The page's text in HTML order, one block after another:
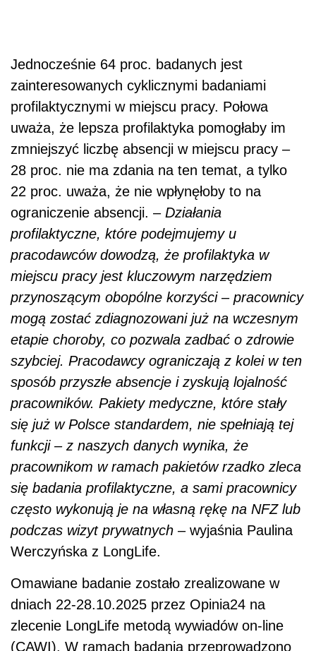
Jednocześnie 64 proc. badanych jest
zainteresowanych cyklicznymi badaniami
profilaktycznymi w miejscu pracy. Połowa
uważa, że lepsza profilaktyka pomogłaby im
zmniejszyć liczbę absencji w miejscu pracy –
28 proc. nie ma zdania na ten temat, a tylko
22 proc. uważa, że nie wpłynęłoby to na
ograniczenie absencji. – Działania
profilaktyczne, które podejmujemy u
pracodawców dowodzą, że profilaktyka w
miejscu pracy jest kluczowym narzędziem
przynoszącym obopólne korzyści – pracownicy
mogą zostać zdiagnozowani już na wczesnym
etapie choroby, co pozwala zadbać o zdrowie
szybciej. Pracodawcy ograniczają z kolei w ten
sposób przyszłe absencje i zyskują lojalność
pracowników. Pakiety medyczne, które stały
się już w Polsce standardem, nie spełniają tej
funkcji – z naszych danych wynika, że
pracownikom w ramach pakietów rzadko zleca
się badania profilaktyczne, a sami pracownicy
często wykonują je na własną rękę na NFZ lub
podczas wizyt prywatnych – wyjaśnia Paulina
Werczyńska z LongLife.
Omawiane badanie zostało zrealizowane w
dniach 22-28.10.2025 przez Opinia24 na
zlecenie LongLife metodą wywiadów on-line
(CAWI). W ramach badania przeprowadzono